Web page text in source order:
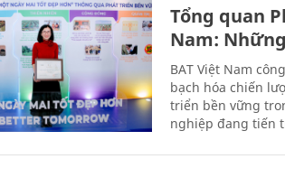
Tổng quan
Nam:
BAT Việt Nam
bạch hóa chiến
triển bền vững
nghiệp đang tiến